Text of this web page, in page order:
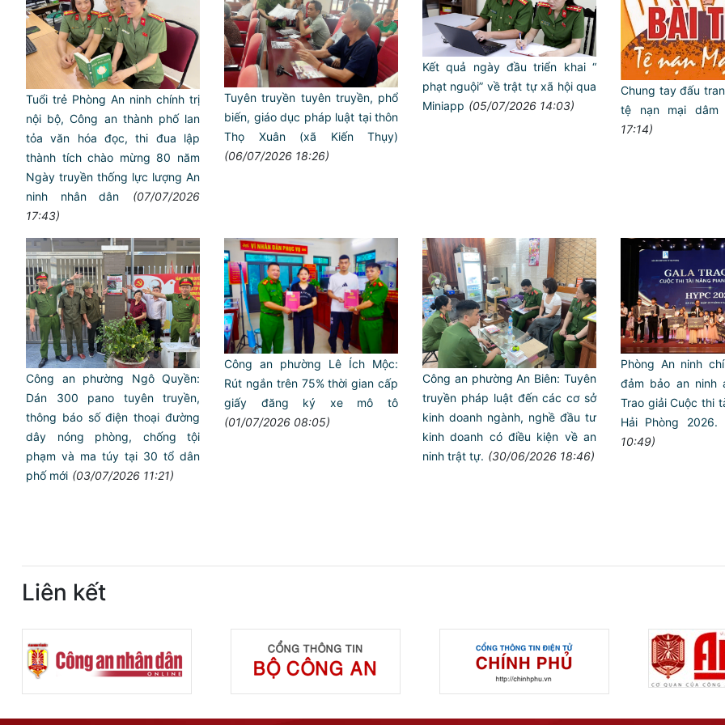
Tuổi trẻ Phòng An ninh chính trị
nội bộ, Công an thành phố lan
tỏa văn hóa đọc, thi đua lập
thành tích chào mừng 80 năm
Ngày truyền thống lực lượng An
ninh nhân dân
(07/07/2026
17:43)
Tuyên truyền tuyên truyền, phổ
biến, giáo dục pháp luật tại thôn
Thọ Xuân (xã Kiến Thụy)
(06/07/2026 18:26)
Kết quả ngày đầu triển khai “
phạt nguội” về trật tự xã hội qua
Miniapp (05/07/2026 14:03)
Chung tay đấu
tệ nạn mại
17:14)
Công an phường Ngô Quyền:
Dán 300 pano tuyên truyền,
thông báo số điện thoại đường
dây nóng phòng, chống tội
phạm và ma túy tại 30 tổ dân
phố mới (03/07/2026 11:21)
Công an phường Lê Ích Mộc:
Rút ngắn trên 75% thời gian cấp
giấy đăng ký xe mô tô
(01/07/2026 08:05)
Công an phường An Biên: Tuyên
truyền pháp luật đến các cơ sở
kinh doanh ngành, nghề đầu tư
kinh doanh có điều kiện về an
ninh trật tự. (30/06/2026 18:46)
Phòng An ninh
đảm bảo an ninh
Trao giải Cuộc thi
Hải Phòng 2026.
10:49)
Liên kết